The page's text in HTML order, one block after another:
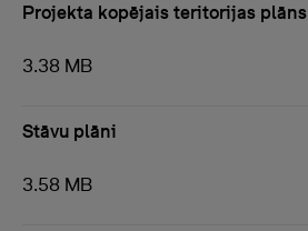
Projekta kopējais teritorijas plāns
3.38 MB
Stāvu plāni
3.58 MB